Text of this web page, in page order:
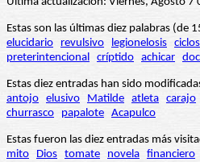
Estas son las últimas diez palabras (de
elucidario
revulsivo legionelosis
preterintencional críptido achicar
Estas diez entradas han sido
antojo elusivo Matilde atleta carajo
churrasco
papalote Acapulco
Estas fueron las diez entradas más
mito
Dios tomate novela financiero